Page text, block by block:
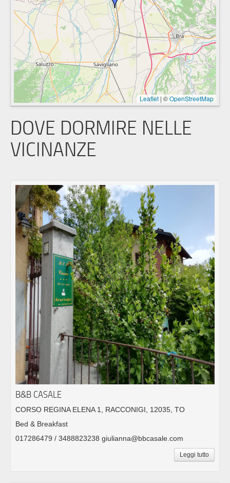
Leaflet | ©OpenStreetMap
DOVE DORMIRE NELLE
VICINANZE
B&B CASALE
CORSO REGINA ELENA 1, RACCONIGI, 12035, TO
Bed & Breakfast
017286479 / 3488823238 giulianna@bbcasale.com
Leggi tutto